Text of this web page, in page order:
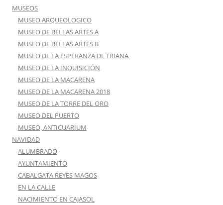
MUSEOS
MUSEO ARQUEOLOGICO
MUSEO DE BELLAS ARTES A
MUSEO DE BELLAS ARTES B
MUSEO DE LA ESPERANZA DE TRIANA
MUSEO DE LA INQUISICIÓN
MUSEO DE LA MACARENA
MUSEO DE LA MACARENA 2018
MUSEO DE LA TORRE DEL ORO
MUSEO DEL PUERTO
MUSEO, ANTICUARIUM
NAVIDAD
ALUMBRADO
AYUNTAMIENTO
CABALGATA REYES MAGOS
EN LA CALLE
NACIMIENTO EN CAJASOL